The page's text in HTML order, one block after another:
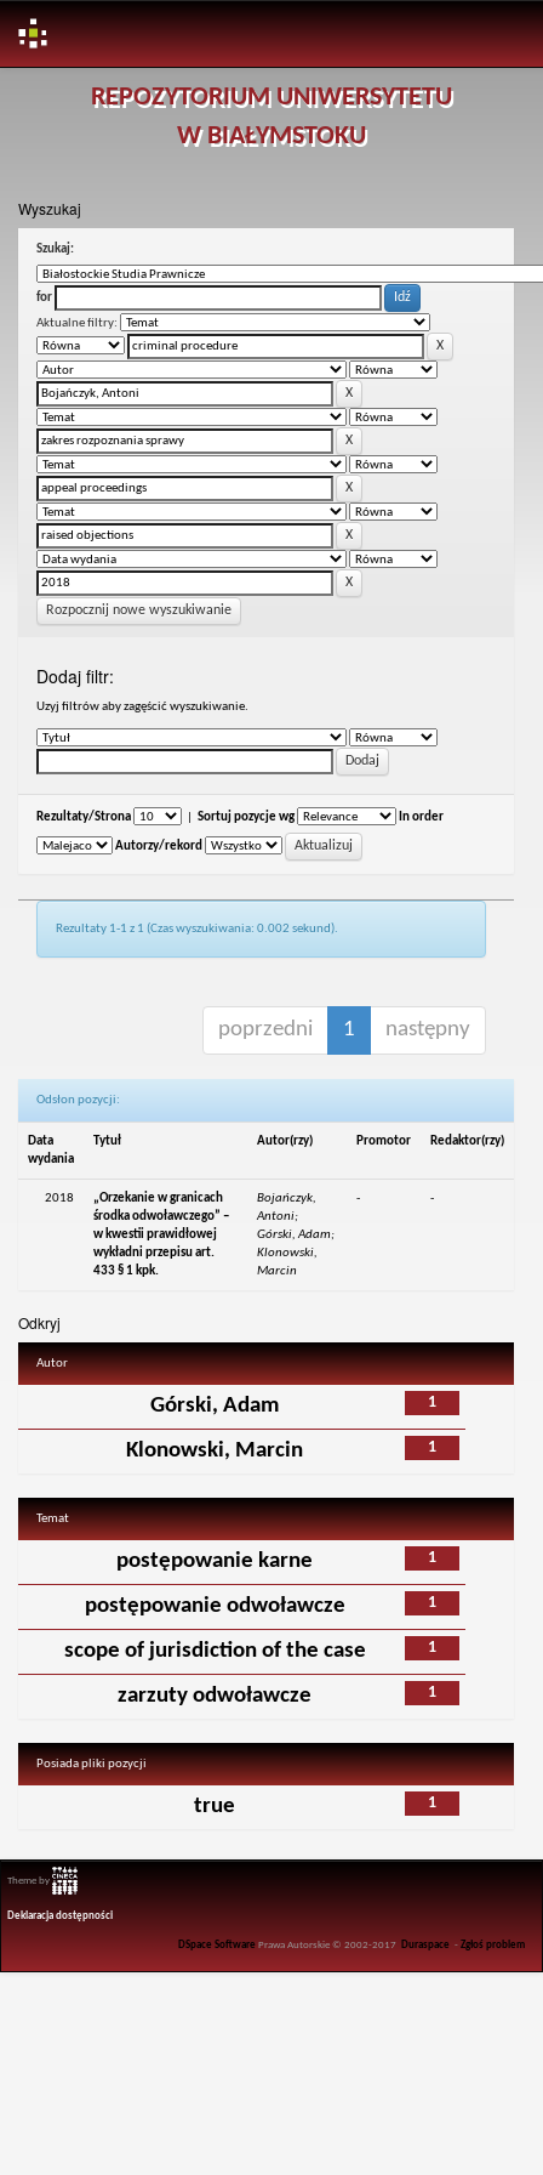
REPOZYTORIUM UNIWERSYTETU
W BIAŁYMSTOKU
Wyszukaj
Szukaj:
for
Aktualne filtry:
Rozpocznij nowe wyszukiwanie
Dodaj filtr:
Uzyj filtrów aby zagęścić wyszukiwanie.
Rezultaty/Strona Sortuj pozycje wg In order
Autorzy/rekord
Rezultaty 1-1 z 1 (Czas wyszukiwania: 0.002 sekund).
poprzedni 1 następny
Odsłon pozycji:
Data
wydania
Tytuł Autor(rzy) Promotor Redaktor(rzy)
2018
„Orzekanie w granicach
środka odwoławczego” –
w kwestii prawidłowej
wykładni przepisu art.
433 § 1 kpk.
Bojańczyk,
Antoni;
Górski, Adam;
Klonowski,
Marcin
- -
Odkryj
Autor
1
Górski, Adam
1
Klonowski, Marcin
Temat
1
postępowanie karne
1
postępowanie odwoławcze
1
scope of jurisdiction of the case
1
zarzuty odwoławcze
Posiada pliki pozycji
1
true
Theme by
Deklaracja dostępności
DSpace Software Prawa Autorskie © 2002-2017 Duraspace -Zgłoś problem